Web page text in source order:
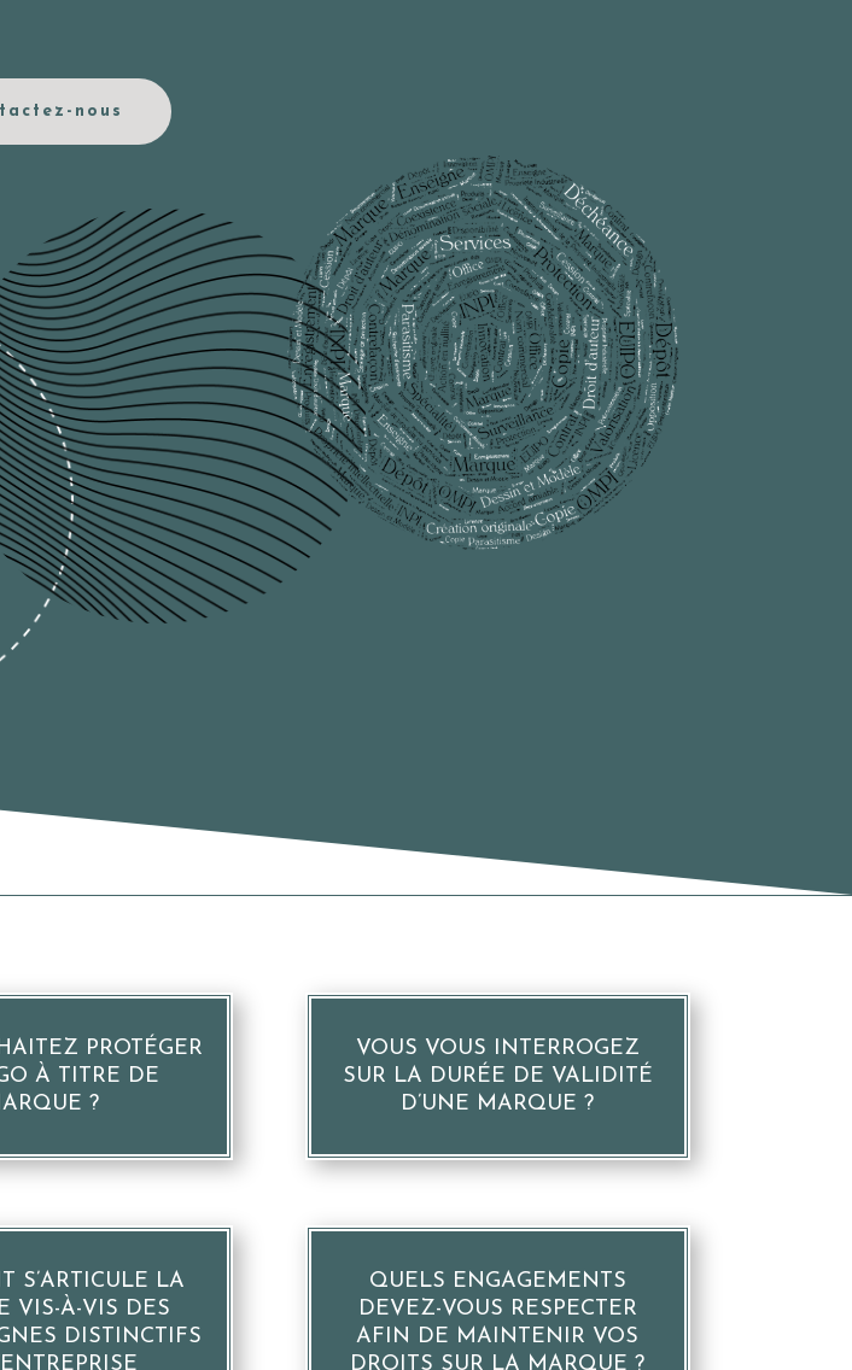
nous
PROTÉGER
À TITRE DE
?
VOUS VOUS INTERROGEZ
SUR LA DURÉE DE VALIDITÉ
D’UNE MARQUE ?
S’ARTICULE LA
VIS-À-VIS DES
DISTINCTIFS
QUELS ENGAGEMENTS
DEVEZ-VOUS RESPECTER
AFIN DE MAINTENIR VOS
DROITS SUR LA MARQUE ?